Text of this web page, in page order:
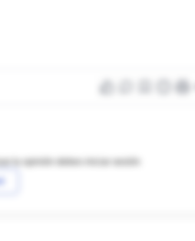
tu opinión debes iniciar sesión